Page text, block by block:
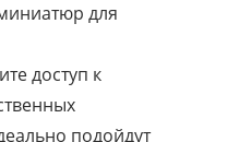
для
доступ к
подойдут